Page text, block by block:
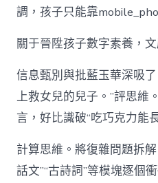
調，孩子只能靠
關于晉陞孩子數字素養，
信息甄別與批藍玉華深吸
上救女兒的兒子。”評思維
言，好比識破“吃巧克力能
計算思維。將復雜問題拆
話文”“古詩詞”等模塊逐個衝